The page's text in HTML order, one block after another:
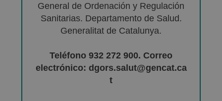
General de Ordenación y Regulación
Sanitarias. Departamento de Salud.
Generalitat de Catalunya.
Teléfono 932 272 900. Correo
electrónico: dgors.salut@gencat.ca
t